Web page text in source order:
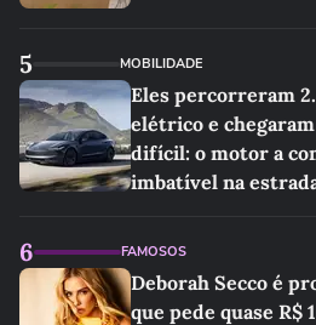
5 MOBILIDADE
Eles percorreram
elétrico e
difícil: o motor a
imbatível na
6 FAMOSOS
Deborah Secco é
que pede quase R$